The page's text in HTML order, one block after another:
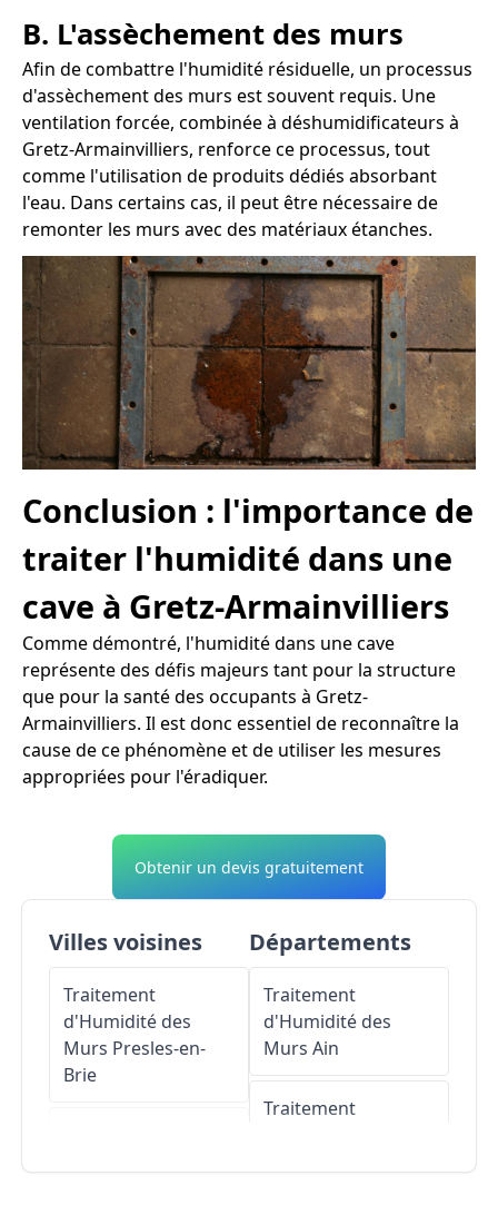
B. L'assèchement des murs
Afin de combattre l'humidité résiduelle, un processus
d'assèchement des murs est souvent requis. Une
ventilation forcée, combinée à déshumidificateurs à
Gretz-Armainvilliers, renforce ce processus, tout
comme l'utilisation de produits dédiés absorbant
l'eau. Dans certains cas, il peut être nécessaire de
remonter les murs avec des matériaux étanches.
Conclusion : l'importance de
traiter l'humidité dans une
cave à Gretz-Armainvilliers
Comme démontré, l'humidité dans une cave
représente des défis majeurs tant pour la structure
que pour la santé des occupants à Gretz-
Armainvilliers. Il est donc essentiel de reconnaître la
cause de ce phénomène et de utiliser les mesures
appropriées pour l'éradiquer.
Obtenir un devis gratuitement
Villes voisines
Traitement
d'Humidité des
Murs Presles-en-
Brie
Départements
Traitement
d'Humidité des
Murs Ain
Traitement